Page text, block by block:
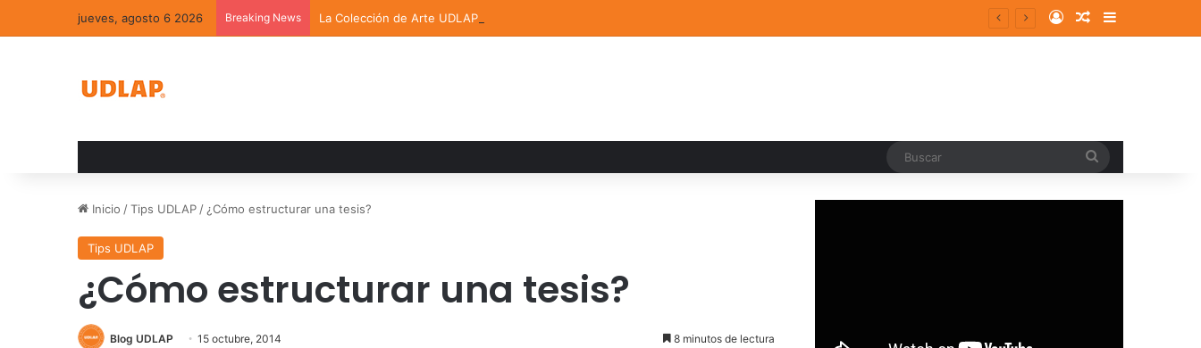
jueves, agosto 6 2026 Breaking News La Colección de Arte UDLAP fortalece su acervo con nuevas obras de artistas emergentes y consolidados Log InRandom Article
Sidebar
Inicio /Tips UDLAP / ¿Cómo estructurar una tesis?
Tips UDLAP
¿Cómo estructurar una tesis?
Blog UDLAP 15 octubre, 2014 8 minutos de lectura